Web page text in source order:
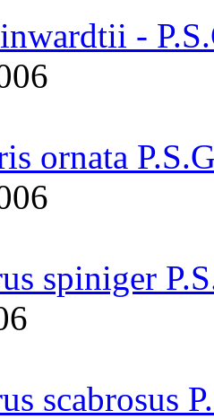
-
ornata
spiniger
scabrosus